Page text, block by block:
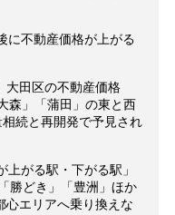
に不動産価格が上がる
大田区の不動産価格
森」「蒲田」の東と西
続と再開発で予見され
上がる駅・下がる駅」
勝どき」「豊洲」ほか
心エリアへ乗り換えな